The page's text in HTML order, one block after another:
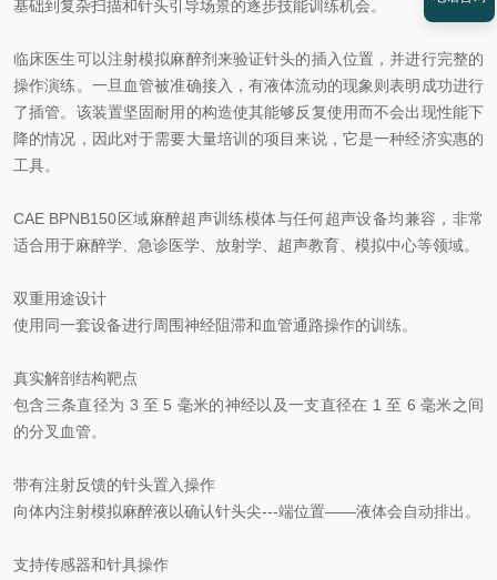
基础到复杂扫描和针头引导场景的逐步技能训练机会。
临床医生可以注射模拟麻醉剂来验证针头的插入位置，并进行完整的
操作演练。一旦血管被准确接入，有液体流动的现象则表明成功进行
了插管。该装置坚固耐用的构造使其能够反复使用而不会出现性能下
降的情况，因此对于需要大量培训的项目来说，它是一种经济实惠的
工具。
CAE BPNB150区域麻醉超声训练模体与任何超声设备均兼容，非常
适合用于麻醉学、急诊医学、放射学、超声教育、模拟中心等领域。
双重用途设计
使用同一套设备进行周围神经阻滞和血管通路操作的训练。
真实解剖结构靶点
包含三条直径为 3 至 5 毫米的神经以及一支直径在 1 至 6 毫米之间
的分叉血管。
带有注射反馈的针头置入操作
向体内注射模拟麻醉液以确认针头尖---端位置——液体会自动排出。
支持传感器和针具操作